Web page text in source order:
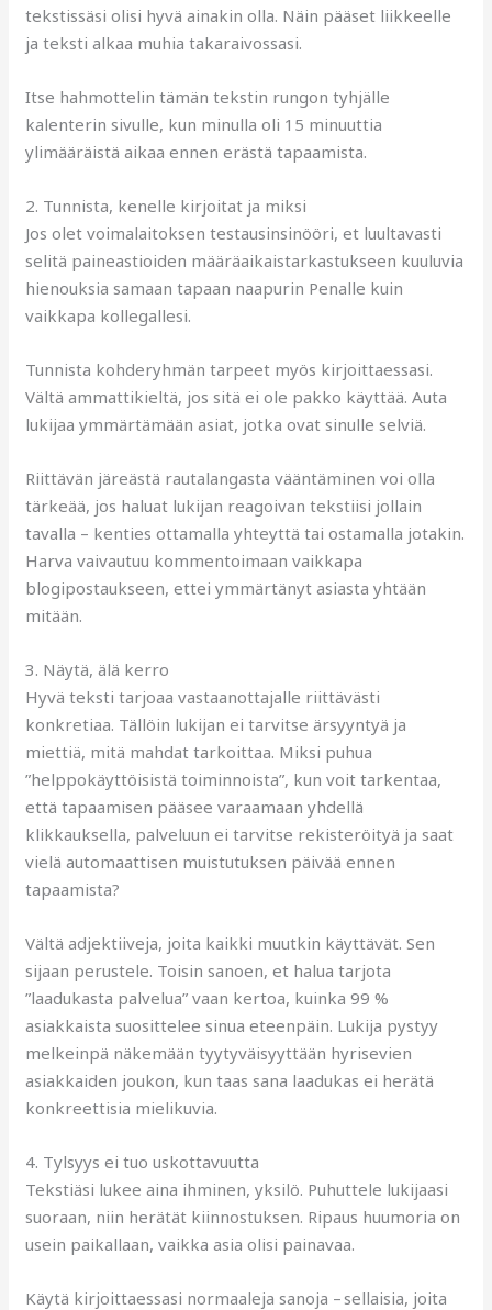
tekstissäsi olisi hyvä ainakin olla. Näin pääset liikkeelle
ja teksti alkaa muhia takaraivossasi.
Itse hahmottelin tämän tekstin rungon tyhjälle
kalenterin sivulle, kun minulla oli 15 minuuttia
ylimääräistä aikaa ennen erästä tapaamista.
2. Tunnista, kenelle kirjoitat ja miksi
Jos olet voimalaitoksen testausinsinööri, et luultavasti
selitä paineastioiden määräaikaistarkastukseen kuuluvia
hienouksia samaan tapaan naapurin Penalle kuin
vaikkapa kollegallesi.
Tunnista kohderyhmän tarpeet myös kirjoittaessasi.
Vältä ammattikieltä, jos sitä ei ole pakko käyttää. Auta
lukijaa ymmärtämään asiat, jotka ovat sinulle selviä.
Riittävän järeästä rautalangasta vääntäminen voi olla
tärkeää, jos haluat lukijan reagoivan tekstiisi jollain
tavalla – kenties ottamalla yhteyttä tai ostamalla jotakin.
Harva vaivautuu kommentoimaan vaikkapa
blogipostaukseen, ettei ymmärtänyt asiasta yhtään
mitään.
3. Näytä, älä kerro
Hyvä teksti tarjoaa vastaanottajalle riittävästi
konkretiaa. Tällöin lukijan ei tarvitse ärsyyntyä ja
miettiä, mitä mahdat tarkoittaa. Miksi puhua
”helppokäyttöisistä toiminnoista”, kun voit tarkentaa,
että tapaamisen pääsee varaamaan yhdellä
klikkauksella, palveluun ei tarvitse rekisteröityä ja saat
vielä automaattisen muistutuksen päivää ennen
tapaamista?
Vältä adjektiiveja, joita kaikki muutkin käyttävät. Sen
sijaan perustele. Toisin sanoen, et halua tarjota
”laadukasta palvelua” vaan kertoa, kuinka 99 %
asiakkaista suosittelee sinua eteenpäin. Lukija pystyy
melkeinpä näkemään tyytyväisyyttään hyrisevien
asiakkaiden joukon, kun taas sana laadukas ei herätä
konkreettisia mielikuvia.
4. Tylsyys ei tuo uskottavuutta
Tekstiäsi lukee aina ihminen, yksilö. Puhuttele lukijaasi
suoraan, niin herätät kiinnostuksen. Ripaus huumoria on
usein paikallaan, vaikka asia olisi painavaa.
Käytä kirjoittaessasi normaaleja sanoja – sellaisia, joita